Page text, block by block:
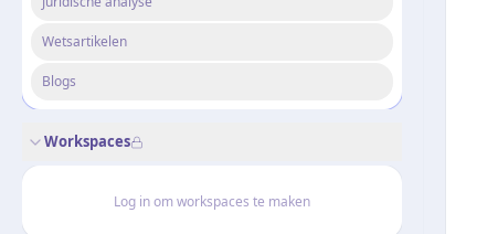
Wetsartikelen
Blogs
Workspaces
Log in om workspaces te maken